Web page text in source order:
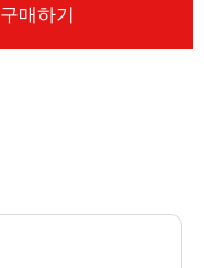
구매하기